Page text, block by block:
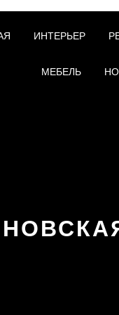
ИНТЕРЬЕР
МЕБЕЛЬ